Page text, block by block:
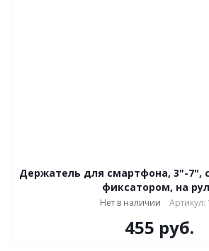
Держатель для смартфона, 3"-7",
фиксатором, на
Нет в наличии Артикул:
455 руб.